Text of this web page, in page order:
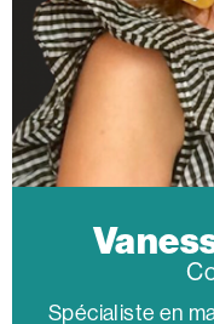
Spécialiste en